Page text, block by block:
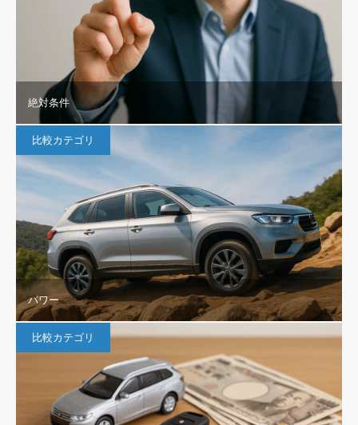
絶対条件
比較カテゴリ
パワー
比較カテゴリ